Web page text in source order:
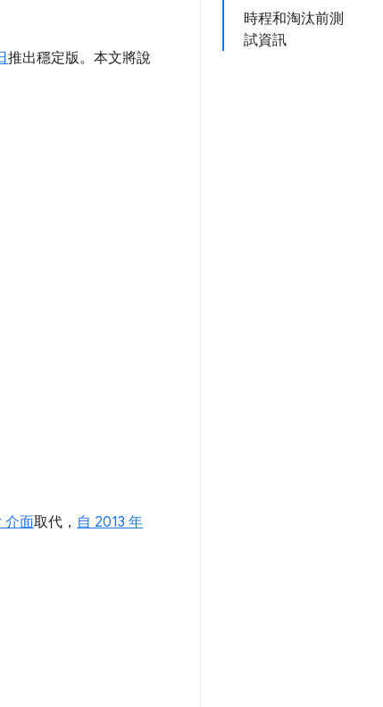
時程和淘汰前測
試資訊
推出穩定版。本文將說
介面取代， 自 2013 年